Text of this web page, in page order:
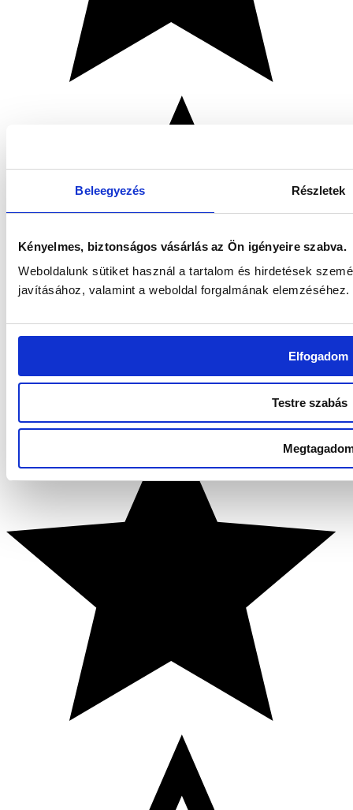
Beleegyezés Részletek
Kényelmes, biztonságos vásárlás az Ön igényeire szabva.
Weboldalunk sütiket használ a tartalom és hirdetések
javításához, valamint a weboldal forgalmának
Elfogadom
Testre szabás